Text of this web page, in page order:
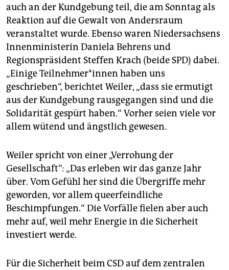
auch an der Kundgebung teil, die am Sonntag als
Reaktion auf die Gewalt von Andersraum
veranstaltet wurde. Ebenso waren Niedersachsens
Innenministerin Daniela Behrens und
Regionspräsident Steffen Krach (beide SPD) dabei.
„Einige Teil­neh­me­r*in­nen haben uns
geschrieben“, berichtet Weiler, „dass sie ermutigt
aus der Kundgebung rausgegangen sind und die
Solidarität gespürt haben.“ Vorher seien viele vor
allem wütend und ängstlich gewesen.
Weiler spricht von einer „Verrohung der
Gesellschaft“: „Das erleben wir das ganze Jahr
über. Vom Gefühl her sind die Übergriffe mehr
geworden, vor allem queerfeindliche
Beschimpfungen.“ Die Vorfälle fielen aber auch
mehr auf, weil mehr Energie in die Sicherheit
investiert werde.
Für die Sicherheit beim CSD auf dem zentralen